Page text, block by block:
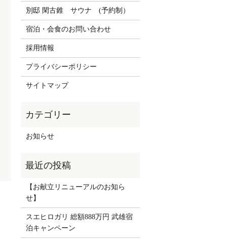
別邸 閑古錐 サウナ (予約制）
宿泊・会食のお問い合わせ
採用情報
プライバシーポリシー
サイトマップ
お知らせ
【お献立リニューアルのお知ら
せ】
スエヒロガリ 総額888万円 武雄宿
泊キャンペーン